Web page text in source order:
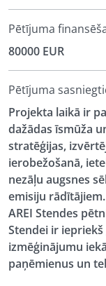
Pētījuma
80000 EUR
Pētījuma
Projekta laikā ir
dažādas īsmūža
stratēģijas,
ierobežošanā,
nezāļu augsnes
emisiju
AREI Stendes
Stendei ir
izmēģinājumu
paņēmienus un